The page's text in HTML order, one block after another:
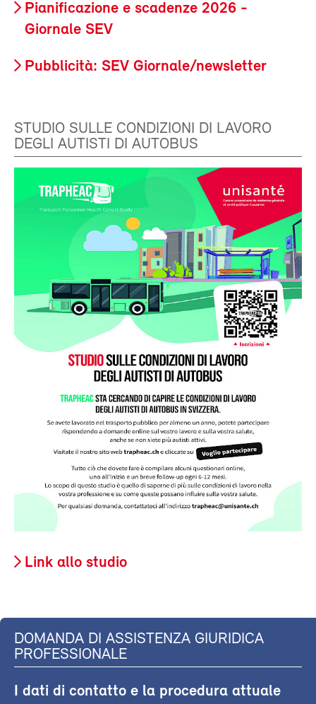
Pianificazione e scadenze 2026 -
Giornale SEV
Pubblicità: SEV Giornale/newsletter
STUDIO SULLE CONDIZIONI DI LAVORO
DEGLI AUTISTI DI AUTOBUS
Link allo studio
DOMANDA DI ASSISTENZA GIURIDICA
PROFESSIONALE
I dati di contatto e la procedura attuale